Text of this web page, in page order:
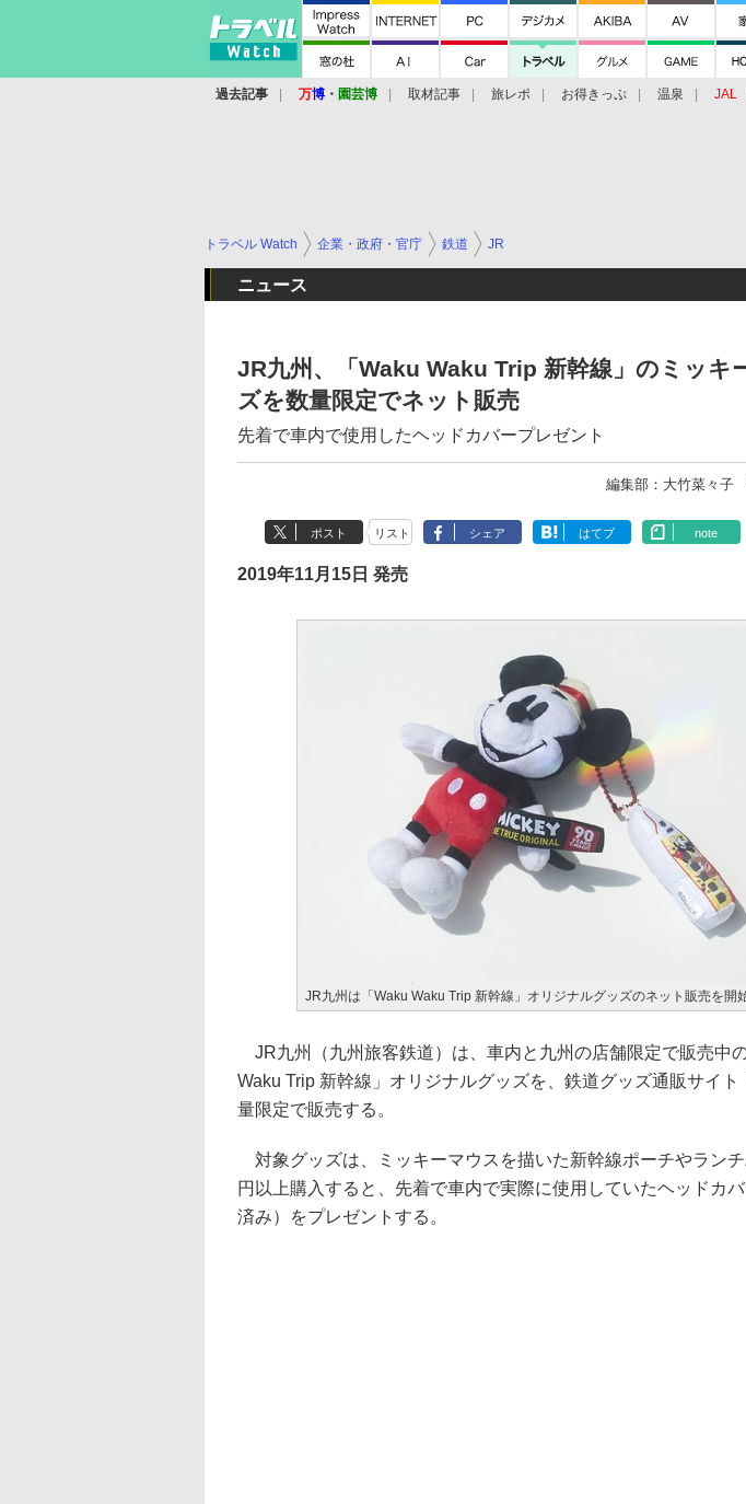
過去記事 万博 ・ 園芸博 取材記事 旅レポ お得きっぷ 温泉 JAL
トラベル Watch 企業・政府・官庁 鉄道 JR
ニュース
JR九州、「Waku Waku Trip 新幹線」のミッキ
ズを数量限定でネット販売
先着で車内で使用したヘッドカバープレゼント
編集部：大竹菜々子
ポスト リスト シェア はてブ note
2019年11月15日 発売
JR九州は「Waku Waku Trip 新幹線」オリジナルグッズのネット販売を開
JR九州（九州旅客鉄道）は、車内と九州の店舗限定で販売中
Waku Trip 新幹線」オリジナルグッズを、鉄道グッズ通販サイト
量限定で販売する。
対象グッズは、ミッキーマウスを描いた新幹線ポーチやラン
円以上購入すると、先着で車内で実際に使用していたヘッドカ
済み）をプレゼントする。